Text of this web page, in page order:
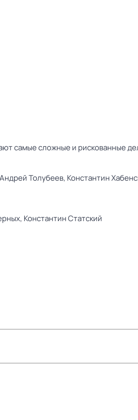
самые сложные и рискованные
Андрей Толубеев, Константин
Константин Статский